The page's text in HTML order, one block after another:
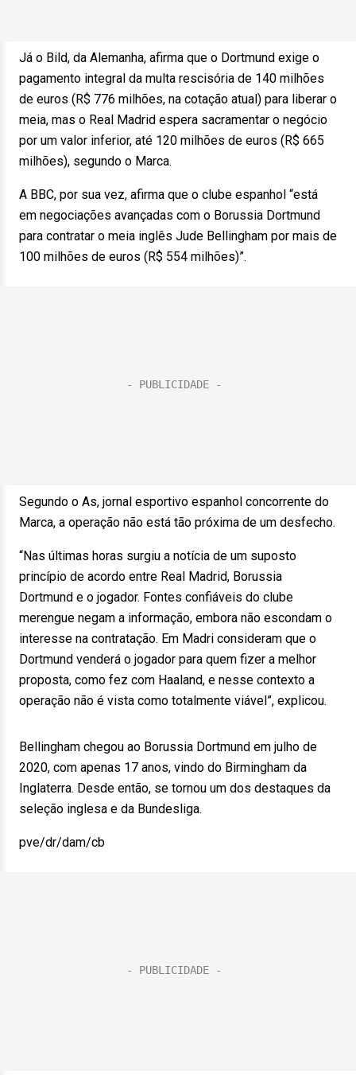
Já o Bild, da Alemanha, afirma que o Dortmund exige o
pagamento integral da multa rescisória de 140 milhões
de euros (R$ 776 milhões, na cotação atual) para liberar o
meia, mas o Real Madrid espera sacramentar o negócio
por um valor inferior, até 120 milhões de euros (R$ 665
milhões), segundo o Marca.
A BBC, por sua vez, afirma que o clube espanhol “está
em negociações avançadas com o Borussia Dortmund
para contratar o meia inglês Jude Bellingham por mais de
100 milhões de euros (R$ 554 milhões)”.
Segundo o As, jornal esportivo espanhol concorrente do
Marca, a operação não está tão próxima de um desfecho.
“Nas últimas horas surgiu a notícia de um suposto
princípio de acordo entre Real Madrid, Borussia
Dortmund e o jogador. Fontes confiáveis do clube
merengue negam a informação, embora não escondam o
interesse na contratação. Em Madri consideram que o
Dortmund venderá o jogador para quem fizer a melhor
proposta, como fez com Haaland, e nesse contexto a
operação não é vista como totalmente viável”, explicou.
Bellingham chegou ao Borussia Dortmund em julho de
2020, com apenas 17 anos, vindo do Birmingham da
Inglaterra. Desde então, se tornou um dos destaques da
seleção inglesa e da Bundesliga.
pve/dr/dam/cb